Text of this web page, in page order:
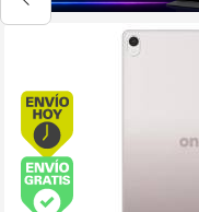
Envío hoy.